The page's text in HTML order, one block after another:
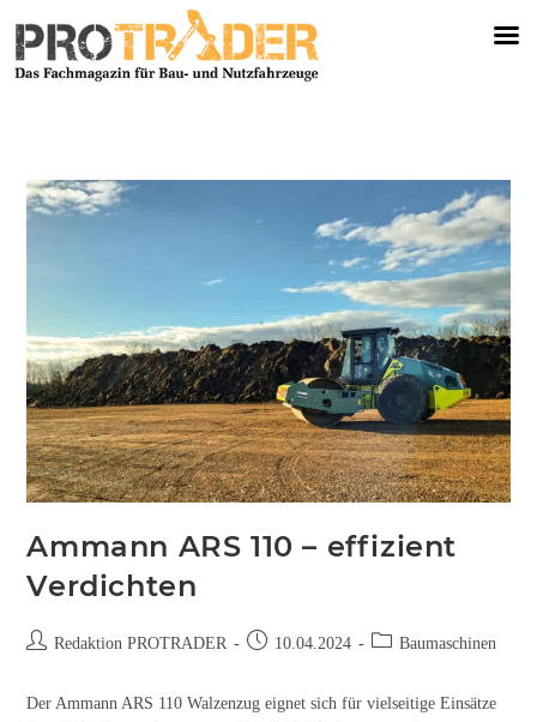
Ammann ARS 110 – effizient
Verdichten
Redaktion PROTRADER 10.04.2024 Baumaschinen
Der Ammann ARS 110 Walzenzug eignet sich für vielseitige Einsätze